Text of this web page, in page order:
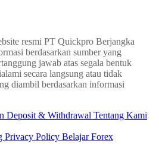
resmi PT Quickpro Berjangka
berdasarkan sumber yang
jawab atas segala bentuk
secara langsung atau tidak
diambil berdasarkan informasi
Deposit & Withdrawal Tentang Kami
Privacy Policy Belajar Forex